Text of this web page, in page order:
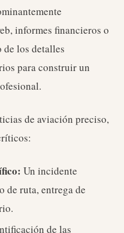
informes financieros o
los detalles
para construir un
de aviación preciso,
Un incidente
de ruta, entrega de
de las